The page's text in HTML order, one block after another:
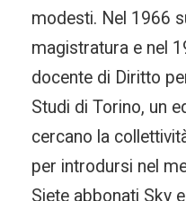
modesti. Nel 1966
magistratura e nel
docente di Diritto
Studi di Torino, un
cercano la
per introdursi nel
Siete abbonati Sky